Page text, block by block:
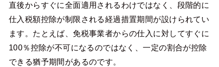
直後からすぐに全面適用されるわけではなく、段階的に
仕入税額控除が制限される経過措置期間が設けられてい
ます。たとえば、免税事業者からの仕入に対してすぐに
100％控除が不可になるのではなく、一定の割合が控除
できる猶予期間があるのです。